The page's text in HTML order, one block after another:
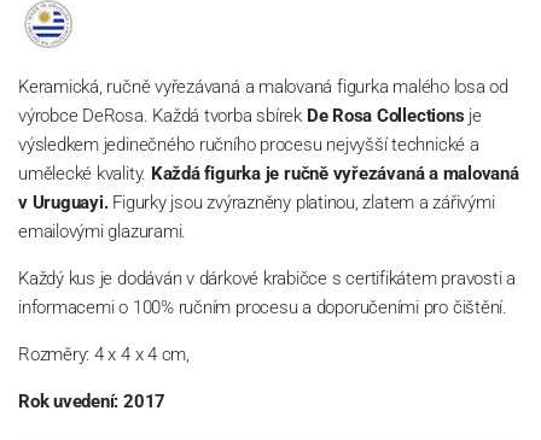
Keramická, ručně vyřezávaná a malovaná figurka malého losaod
výrobce DeRosa. Každá tvorba sbírek De Rosa Collections je
výsledkem jedinečného ručního procesu nejvyšší technické a
umělecké kvality. Každá figurka je ručně vyřezávaná a malovaná
v Uruguayi.Figurky jsou zvýrazněny platinou, zlatem a zářivými
emailovými glazurami.
Každý kus je dodáván v dárkové krabičce s certifikátem pravosti a
informacemi o 100% ručním procesu a doporučeními pro čištění.
Rozměry: 4 x 4 x 4 cm,
Rok uvedení:2017